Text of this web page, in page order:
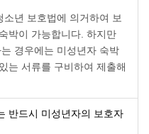
년 보호법에 의거하여 보
박이 가능합니다. 하지만
경우에는 미성년자 숙박
는 서류를 구비하여 제출해
반드시 미성년자의 보호자